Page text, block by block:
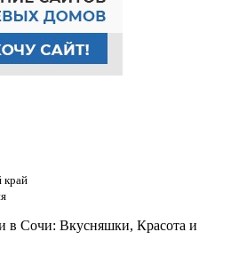
край
в Сочи: Вкусняшки, Красота и